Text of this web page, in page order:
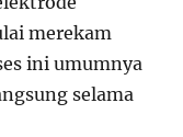
merekam
ini umumnya
selama